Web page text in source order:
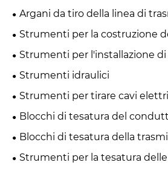
Argani da tiro della linea di
Strumenti per la costruzione
Strumenti per l'installazione
Strumenti idraulici
Strumenti per tirare cavi
Blocchi di tesatura del
Blocchi di tesatura della
Strumenti per la tesatura